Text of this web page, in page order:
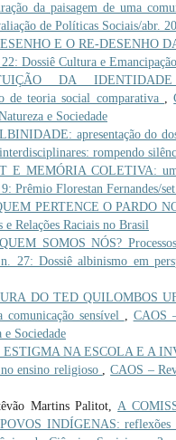
da paisagem de uma
de Políticas Sociais/abr.
E O RE-DESENHO
Dossiê Cultura e
DA
de teoria social comparativa ,
e Sociedade
apresentação do
rompendo
E MEMÓRIA COLETIVA:
Prêmio Florestan Fernandes/
PERTENCE O PARDO
Relações Raciais no Brasil
SOMOS NÓS?
27: Dossiê albinismo em
DO TED QUILOMBOS
sensível , CAOS
e Sociedade
ESTIGMA NA ESCOLA E A
ensino religioso ,CAOS –
Martins Palitot,A
INDÍGENAS: reflexões